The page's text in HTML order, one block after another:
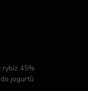
rybíz 45%
jogurtů